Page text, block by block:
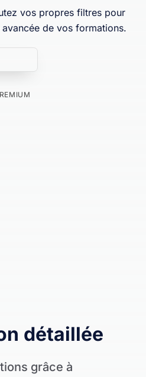
vos propres filtres pour
de vos formations.
détaillée
grâce à